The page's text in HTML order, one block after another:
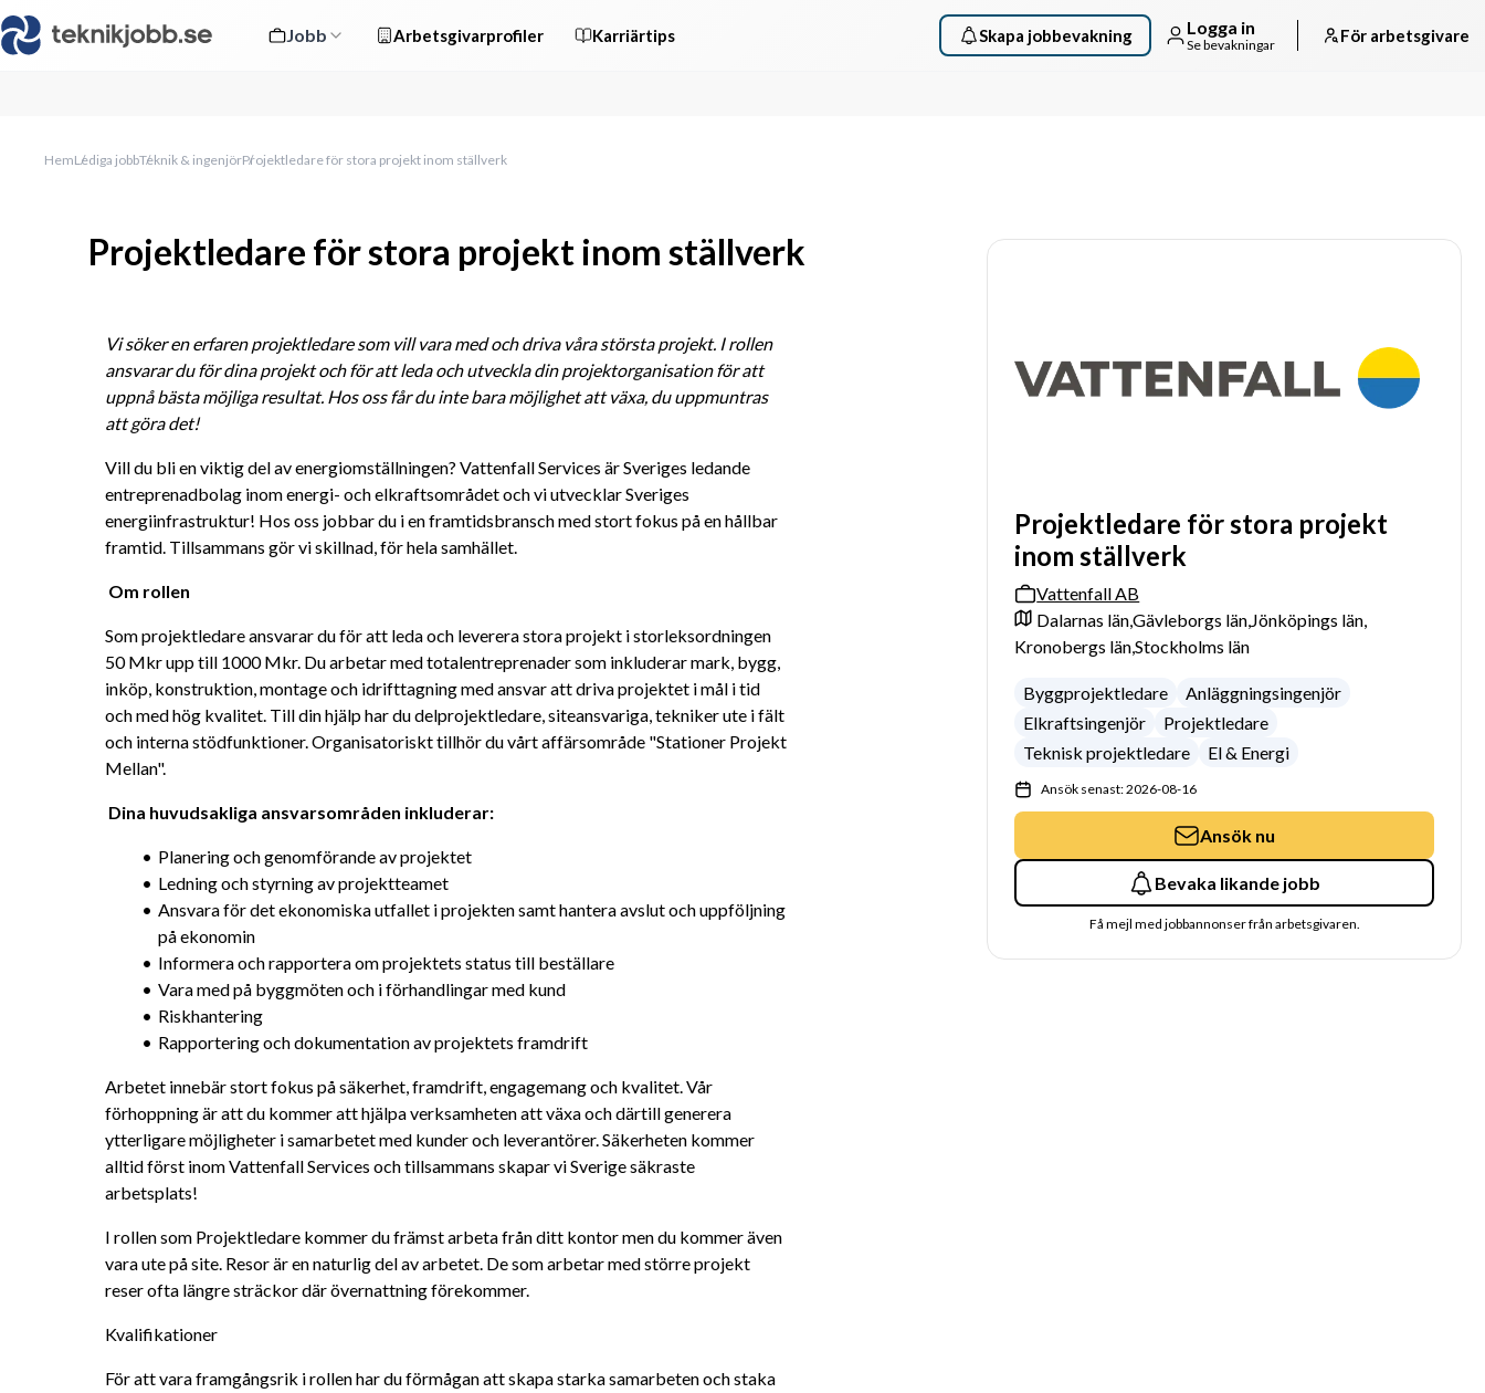
Jobb Arbetsgivarprofiler Karriärtips Skapa jobbevakning Logga in
Se bevakningar För arbetsgivare
HemLediga jobbTeknik & ingenjörProjektledare för stora projekt inom ställverk
Projektledare för stora projekt inom ställverk
Vi söker en erfaren projektledare som vill vara med och driva våra största projekt. I rollen
ansvarar du för dina projekt och för att leda och utveckla din projektorganisation för att
uppnå bästa möjliga resultat. Hos oss får du inte bara möjlighet att växa, du uppmuntras
att göra det!
Vill du bli en viktig del av energiomställningen? Vattenfall Services är Sveriges ledande
entreprenadbolag inom energi- och elkraftsområdet och vi utvecklar Sveriges
energiinfrastruktur! Hos oss jobbar du i en framtidsbransch med stort fokus på en hållbar
framtid. Tillsammans gör vi skillnad, för hela samhället.
Om rollen
Som projektledare ansvarar du för att leda och leverera stora projekt i storleksordningen
50 Mkr upp till 1000 Mkr. Du arbetar med totalentreprenader som inkluderar mark, bygg,
inköp, konstruktion, montage och idrifttagning med ansvar att driva projektet i mål i tid
och med hög kvalitet. Till din hjälp har du delprojektledare, siteansvariga, tekniker ute i fält
och interna stödfunktioner. Organisatoriskt tillhör du vårt affärsområde "Stationer Projekt
Mellan".
Dina huvudsakliga ansvarsområden inkluderar:
Planering och genomförande av projektet
Ledning och styrning av projektteamet
Ansvara för det ekonomiska utfallet i projekten samt hantera avslut och uppföljning
på ekonomin
Informera och rapportera om projektets status till beställare
Vara med på byggmöten och i förhandlingar med kund
Riskhantering
Rapportering och dokumentation av projektets framdrift
Arbetet innebär stort fokus på säkerhet, framdrift, engagemang och kvalitet. Vår
förhoppning är att du kommer att hjälpa verksamheten att växa och därtill generera
ytterligare möjligheter i samarbetet med kunder och leverantörer. Säkerheten kommer
alltid först inom Vattenfall Services och tillsammans skapar vi Sverige säkraste
arbetsplats!
I rollen som Projektledare kommer du främst arbeta från ditt kontor men du kommer även
vara ute på site. Resor är en naturlig del av arbetet. De som arbetar med större projekt
reser ofta längre sträckor där övernattning förekommer.
Kvalifikationer
För att vara framgångsrik i rollen har du förmågan att skapa starka samarbeten och staka
Projektledare för stora projekt
inom ställverk
Vattenfall AB
Dalarnas län,Gävleborgs län,Jönköpings län,
Kronobergs län,Stockholms län
Byggprojektledare
Anläggningsingenjör
Elkraftsingenjör
Projektledare
Teknisk projektledare
El & Energi
Ansök senast: 2026-08-16
Ansök nu
Bevaka likande jobb
Få mejl med jobbannonser från arbetsgivaren.